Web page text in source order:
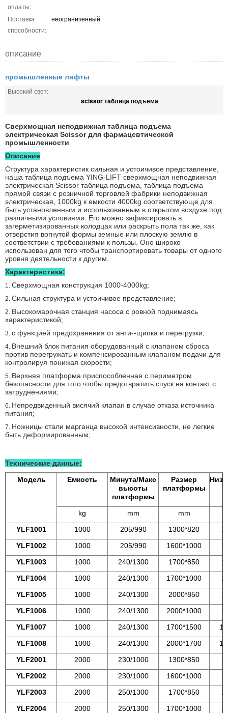
оплаты:
Поставка
способности:
неограниченный
описание
промышленные лифты
Высокий свет:
scissor таблица подъема
Сверхмощная неподвижная таблица подъема
электрическая Scissor для фармацевтической
промышленности
Описание
Структура характеристик сильная и устоичивое представление,
наша таблица подъема YING-LIFT сверхмощная неподвижная
электрическая Scissor таблица подъема, таблица подъема
прямой связи с розничной торговлей фабрики неподвижная
электрическая, 1000kg к емкости 4000kg соответствующе для
быть установленным и использованным в открытом воздухе под
различными условиями. Его можно зафиксировать в
загерметизированных колодцах или раскрыть пола так же, как
отверстия вогнутой формы земные или плоскую землю в
соответствии с требованиями к пользы. Оно широко
использован для того чтобы транспортировать товары от одного
уровня деятельности к другим.
Характеристика:
1. Сверхмощная конструкция 1000-4000kg;
2. Сильная структура и устоичивое представление;
2. Высокомарочная станция насоса с ровной поднимаясь
характеристикой;
3. с функцией предохранения от анти--щипка и перегрузки;
4. Внешний блок питания оборудованный с клапаном сброса
против перегружать и компенсированным клапаном подачи для
контролируя понижая скорости;
5. Верхняя платформа приспособленная с периметром
безопасности для того чтобы предотвратить спуск на контакт с
затруднениями;
6. Непредвиденный висячий клапан в случае отказа источника
питания;
7. Ножницы стали марганца высокой интенсивности, не легкие
быть деформированным;
Технические данные:
Модель
Емкость
Минута/Макс
высоты
платформы
Размер
платформы
kg mm
mm
YLF1001
1000 205/990 1300*820
YLF1002
1000 205/990 1600*1000
YLF1003
1000 240/1300 1700*850
YLF1004
1000 240/1300 1700*1000
YLF1005
1000 240/1300 2000*850
YLF1006
1000 240/1300 2000*1000
YLF1007
1000 240/1300 1700*1500
YLF1008
1000 240/1300 2000*1700
YLF2001
2000 230/1000 1300*850
YLF2002
2000 230/1000 1600*1000
YLF2003
2000 250/1300 1700*850
YLF2004
2000 250/1300 1700*1000